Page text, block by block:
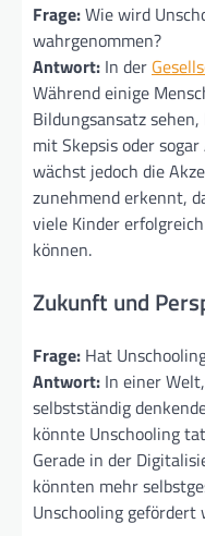
Frage:Wie wird
wahrgenommen?
Antwort: In der
Während einige
Bildungsansatz
mit Skepsis oder
wächst jedoch die
zunehmend erkennt,
viele Kinder
können.
Zukunft und
Frage: Hat
Antwort: In einer
selbstständig
könnte Unschooling
Gerade in der
könnten mehr
Unschooling gefördert